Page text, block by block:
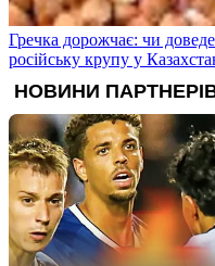
Гречка дорожчає: чи
російську крупу у